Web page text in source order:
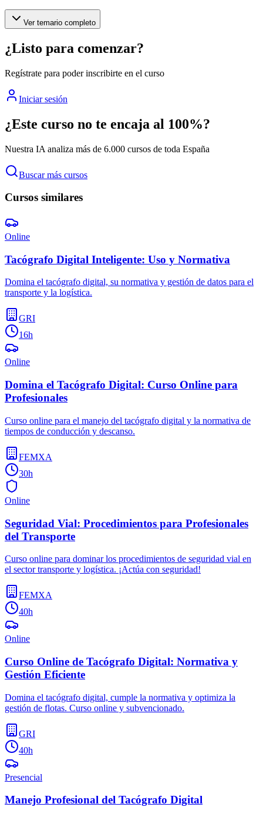
Ver temario completo
¿Listo para comenzar?
Regístrate para poder inscribirte en el curso
Iniciar sesión
¿Este curso no te encaja al 100%?
Nuestra IA analiza más de 6.000 cursos de toda España
Buscar más cursos
Cursos similares
Online
Tacógrafo Digital Inteligente: Uso y Normativa
Domina el tacógrafo digital, su normativa y gestión de datos para el
transporte y la logística.
GRI
16h
Online
Domina el Tacógrafo Digital: Curso Online para
Profesionales
Curso online para el manejo del tacógrafo digital y la normativa de
tiempos de conducción y descanso.
FEMXA
30h
Online
Seguridad Vial: Procedimientos para Profesionales
del Transporte
Curso online para dominar los procedimientos de seguridad vial en
el sector transporte y logística. ¡Actúa con seguridad!
FEMXA
40h
Online
Curso Online de Tacógrafo Digital: Normativa y
Gestión Eficiente
Domina el tacógrafo digital, cumple la normativa y optimiza la
gestión de flotas. Curso online y subvencionado.
GRI
40h
Presencial
Manejo Profesional del Tacógrafo Digital